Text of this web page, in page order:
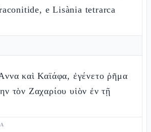
e Lisània tetrarca
καὶ Καϊάφα, ἐγένετο ῥῆμα
τὸν Ζαχαρίου υἱὸν ἐν τῇ